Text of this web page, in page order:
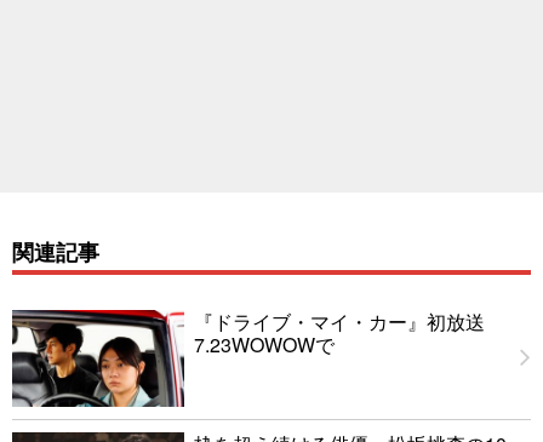
関連記事
『ドライブ・マイ・カー』初放送
7.23WOWOWで